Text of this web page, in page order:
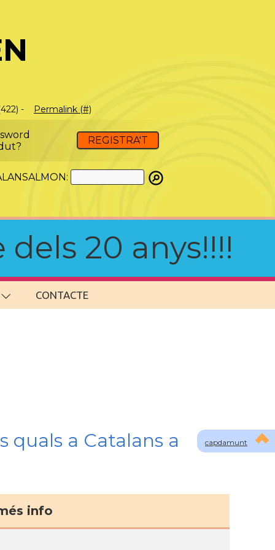
- Permalink (#)
REGISTRA'T
20 anys!!!!
CONTACTE
capdamunt
quals a Catalans a
info